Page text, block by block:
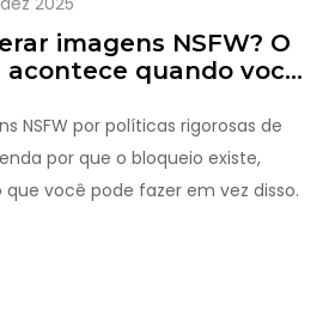
imagens NSFW? O
quando você
NSFW por políticas rigorosas de
por que o bloqueio existe,
você pode fazer em vez disso.